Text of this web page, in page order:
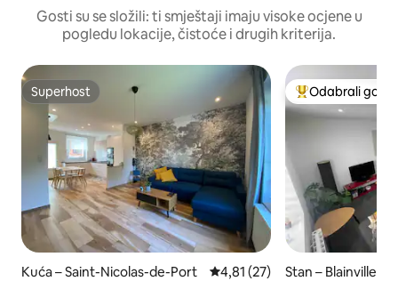
Gosti su se složili: ti smještaji imaju visoke ocjene u
pogledu lokacije, čistoće i drugih kriterija.
Superhost
Superhost
Kuća – Saint-Nicolas-de-Port Prosječna ocjena: 4,81/5,
4,81 (27)
Među najviše
Odabrali gosti
Stan – Blainville-